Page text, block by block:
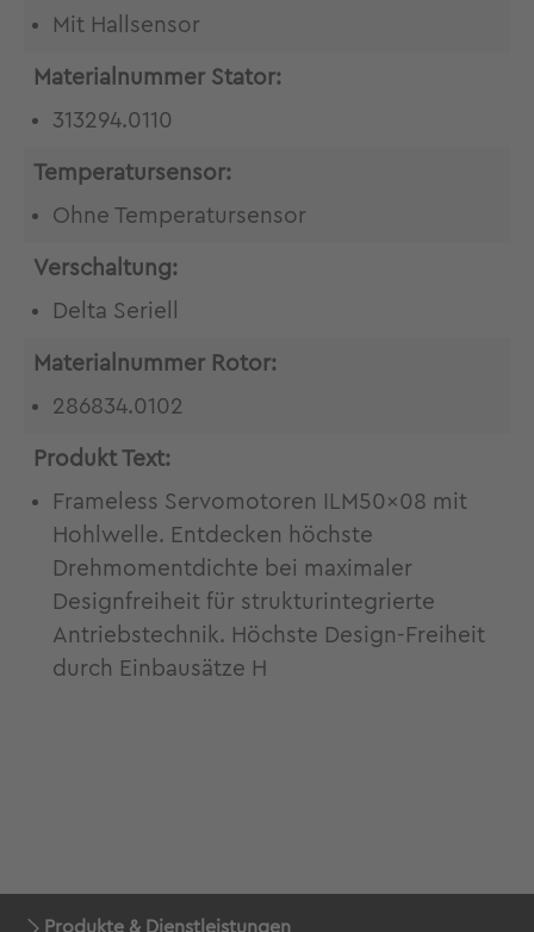
Mit Hallsensor
Materialnummer Stator:
313294.0110
Temperatursensor:
Ohne Temperatursensor
Verschaltung:
Delta Seriell
Materialnummer Rotor:
286834.0102
Produkt Text:
Frameless Servomotoren ILM50x08 mit
Hohlwelle. Entdecken höchste
Drehmomentdichte bei maximaler
Designfreiheit für strukturintegrierte
Antriebstechnik. Höchste Design-Freiheit
durch Einbausätze H
Produkte & Dienstleistungen